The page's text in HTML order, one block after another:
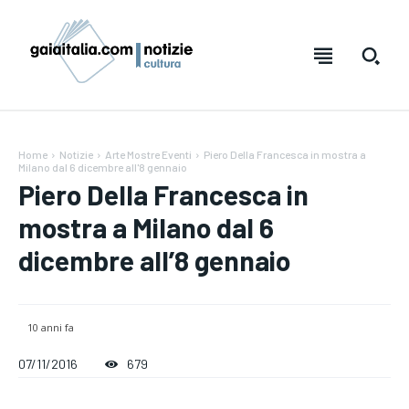
Testo: A- Reset
Testo: A- Reset
Home Notizie Arte Mostre Eventi
Piero Della Francesca in mostra a
Milano dal 6 dicembre all'8 gennaio
Piero Della Francesca in
mostra a Milano dal 6
dicembre all’8 gennaio
10 anni fa
07/11/2016 679